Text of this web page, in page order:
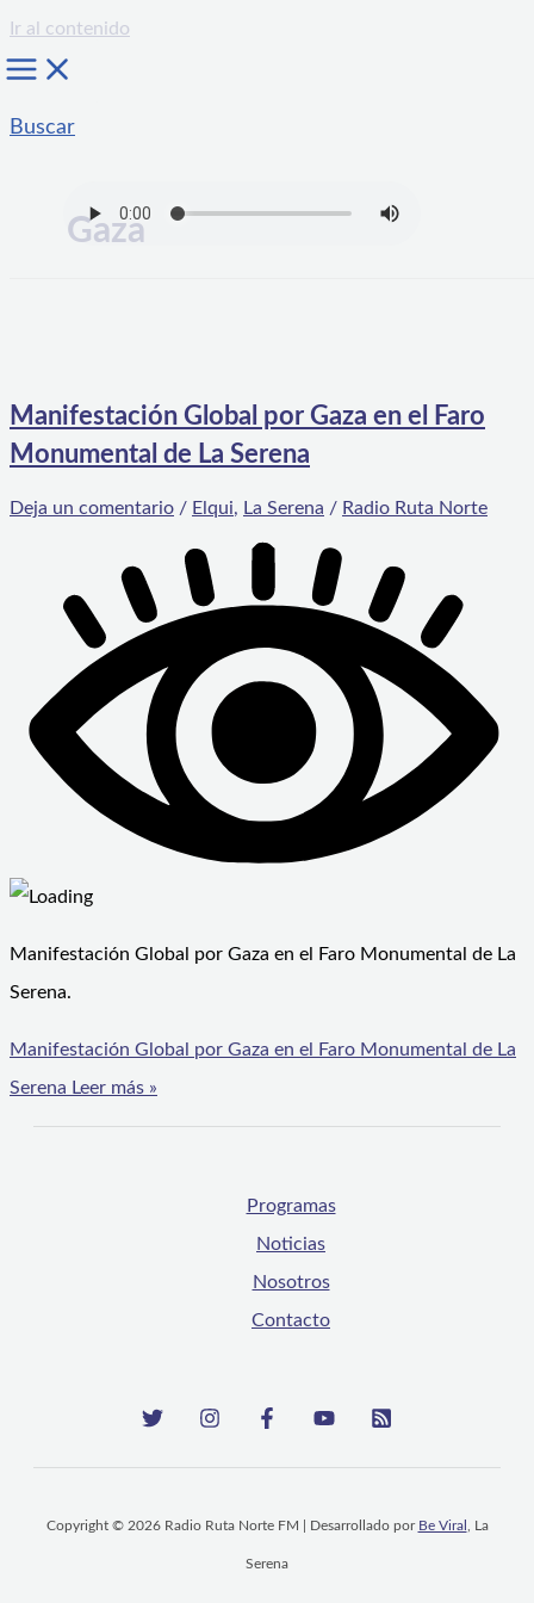
Ir al contenido
Buscar
Gaza
Manifestación Global por Gaza en el Faro
Monumental de La Serena
Deja un comentario / Elqui, La Serena / Radio Ruta Norte
Manifestación Global por Gaza en el Faro Monumental de La
Serena.
Manifestación Global por Gaza en el Faro Monumental de La
Serena Leer más »
Programas
Noticias
Nosotros
Contacto
Copyright © 2026 Radio Ruta Norte FM | Desarrollado por Be Viral , La
Serena